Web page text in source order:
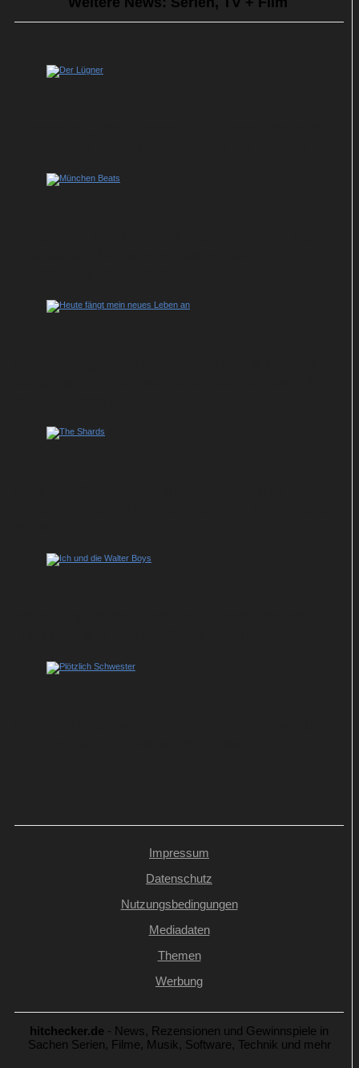
Impressum
Datenschutz
Nutzungsbedingungen
Mediadaten
Themen
Werbung
hitchecker.de - News, Rezensionen und Gewinnspiele in
Sachen Serien, Filme, Musik, Software, Technik und mehr